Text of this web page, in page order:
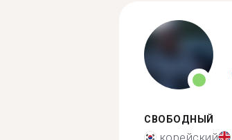
СВОБОДНЫЙ
корейский